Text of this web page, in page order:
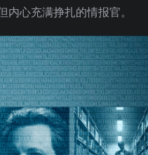
心充满挣扎的情报官。